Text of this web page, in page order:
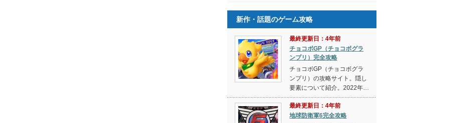
新作・話題のゲーム攻略
最終更新日：4年前
チョコボGP（チョコボグラ
ンプリ）完全攻略
チョコボGP（チョコボグラ
ンプリ）の攻略サイト。隠し
要素について紹介。2022年…
最終更新日：4年前
地球防衛軍6完全攻略